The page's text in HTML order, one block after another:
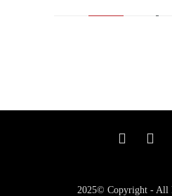
2025© Copyright - All